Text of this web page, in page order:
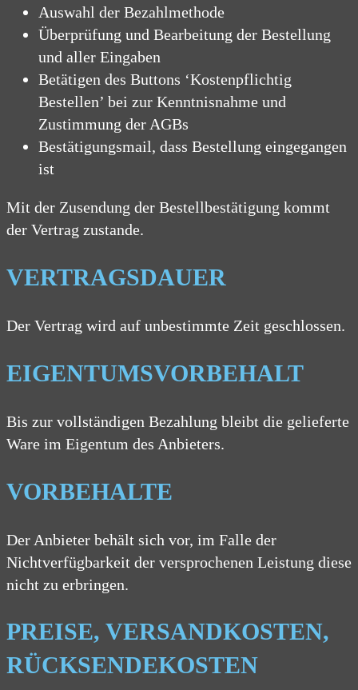
Auswahl der Bezahlmethode
Überprüfung und Bearbeitung der Bestellung
und aller Eingaben
Betätigen des Buttons ‘Kostenpflichtig
Bestellen’ bei zur Kenntnisnahme und
Zustimmung der AGBs
Bestätigungsmail, dass Bestellung eingegangen
ist
Mit der Zusendung der Bestellbestätigung kommt
der Vertrag zustande.
VERTRAGSDAUER
Der Vertrag wird auf unbestimmte Zeit geschlossen.
EIGENTUMSVORBEHALT
Bis zur vollständigen Bezahlung bleibt die gelieferte
Ware im Eigentum des Anbieters.
VORBEHALTE
Der Anbieter behält sich vor, im Falle der
Nichtverfügbarkeit der versprochenen Leistung diese
nicht zu erbringen.
PREISE, VERSANDKOSTEN,
RÜCKSENDEKOSTEN